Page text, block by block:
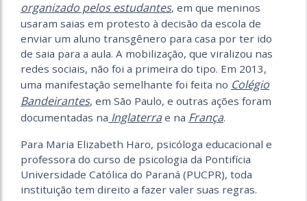
organizado pelos estudantes, em que meninos
usaram saias em protesto à decisão da escola de
enviar um aluno transgênero para casa por ter ido
de saia para a aula. A mobilização, que viralizou nas
redes sociais, não foi a primeira do tipo. Em 2013,
uma manifestação semelhante foi feita no Colégio
Bandeirantes, em São Paulo, e outras ações foram
documentadas na Inglaterra e na França.
Para Maria Elizabeth Haro, psicóloga educacional e
professora do curso de psicologia da Pontifícia
Universidade Católica do Paraná (PUCPR), toda
instituição tem direito a fazer valer suas regras.